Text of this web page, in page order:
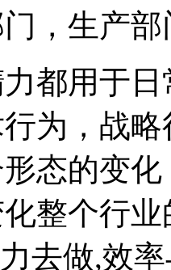
，生产
都用于
为，战
态的变
化整个行
去做,效